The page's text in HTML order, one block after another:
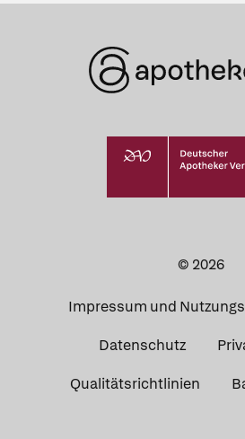
© 2026
Impressum und
Datenschutz
Qualitätsrichtlinien